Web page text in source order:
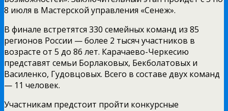
8 июля в Мастерской управления «Сенеж».
В финале встретятся 330 семейных команд из 85
регионов России — более 2 тысяч участников в
возрасте от 5 до 86 лет. Карачаево-Черкесию
представят семьи Борлаковых, Бекболатовых и
Василенко, Гудовцовых. Всего в составе двух команд
— 11 человек.
Участникам предстоит пройти конкурсные